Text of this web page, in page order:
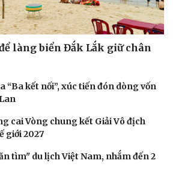
Kể chuyện cho bé
Hạt giống tâm hồn
làng biển Đắk Lắk giữ chân
“Ba kết nối”, xúc tiến đón dòng vốn
cai Vòng chung kết Giải Vô địch
giới 2027
tìm" du lịch Việt Nam, nhắm đến 2